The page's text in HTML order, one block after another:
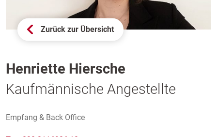
Zurück zur Übersicht
Henriette Hiersche
Kaufmännische Angestellte
Empfang & Back Office